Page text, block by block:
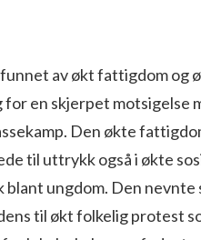
av økt fattigdom og
en skjerpet motsigelse
Den økte
til uttrykk også i økte
ungdom. Den
til økt folkelig protest